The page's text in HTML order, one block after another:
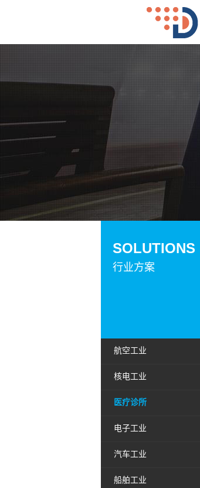
行业方案
SOLUTIONS
航空工业
核电工业
医疗诊所
电子工业
汽车工业
船舶工业